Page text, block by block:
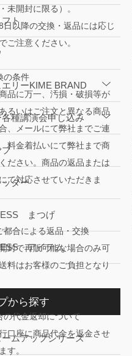
ト
リーKIME BRAND
種講演会申し込み
ター
まつげ
アイテム
から探す
ムアップシリーズ
未開封に限る）。
日以降の交換・返品には応じ
ご注意ください。
の条件
品に万一、汚損・破損等が
るいはご注文と異なる商品
、メールにて弊社までご連
料金着払いにて弊社まで商
ださい。商品の返品または
て対応させていただきま
都合による返品・交換
封で再販可能な場合のみ可
料はお客様のご負担となり
の代金返却について
口座に商品代金を返金させ
す。